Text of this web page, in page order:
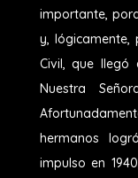
importante,
y, lógicamente,
Civil, que
Nuestra
hermanos
impulso en